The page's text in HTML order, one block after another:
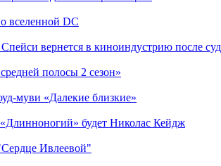
вселенной DC
вернется в киноиндустрию после
полосы 2 сезон»
муви «Далекие близкие»
будет Николас Кейдж
Ивлеевой"